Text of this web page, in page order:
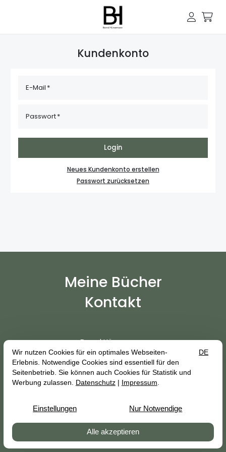
Kundenkonto
E-Mail
Passwort
Login
Neues Kundenkonto erstellen
Passwort zurücksetzen
Meine Bücher
Kontakt
Bernd Hünermann
Danzinger Str. 20
50858 Köln
mail@berndhuenermann.de
© 2026 Bernd Hünermann — Site byprointernet